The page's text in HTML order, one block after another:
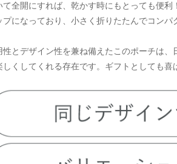
て全開にすれば、乾かす時にもとっても便利
プになっており、小さく折りたたんでコン
性とデザイン性を兼ね備えたこのポーチは、
しくしてくれる存在です。ギフトとしても喜